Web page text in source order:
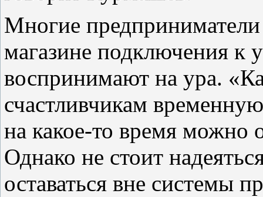
Многие
магазине подключения к
воспринимают на ура.
счастливчикам
на какое-то время можно
Однако не стоит
оставаться вне системы